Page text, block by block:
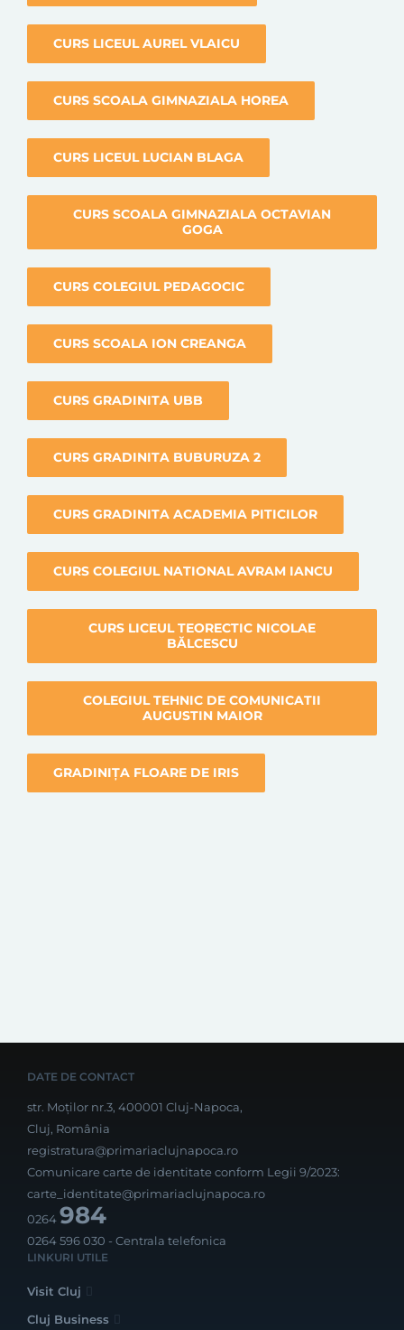
CURS LICEUL AUREL VLAICU
CURS SCOALA GIMNAZIALA HOREA
CURS LICEUL LUCIAN BLAGA
CURS SCOALA GIMNAZIALA OCTAVIAN
GOGA
CURS COLEGIUL PEDAGOCIC
CURS SCOALA ION CREANGA
CURS GRADINITA UBB
CURS GRADINITA BUBURUZA 2
CURS GRADINITA ACADEMIA PITICILOR
CURS COLEGIUL NATIONAL AVRAM IANCU
CURS LICEUL TEORECTIC NICOLAE
BĂLCESCU
COLEGIUL TEHNIC DE COMUNICATII
AUGUSTIN MAIOR
GRADINIȚA FLOARE DE IRIS
DATE DE CONTACT
str. Moților nr.3, 400001 Cluj-Napoca,
Cluj, România
registratura@primariaclujnapoca.ro
Comunicare carte de identitate conform Legii 9/2023:
carte_identitate@primariaclujnapoca.ro
0264984
0264 596 030 - Centrala telefonica
LINKURI UTILE
Visit Cluj
Cluj Business